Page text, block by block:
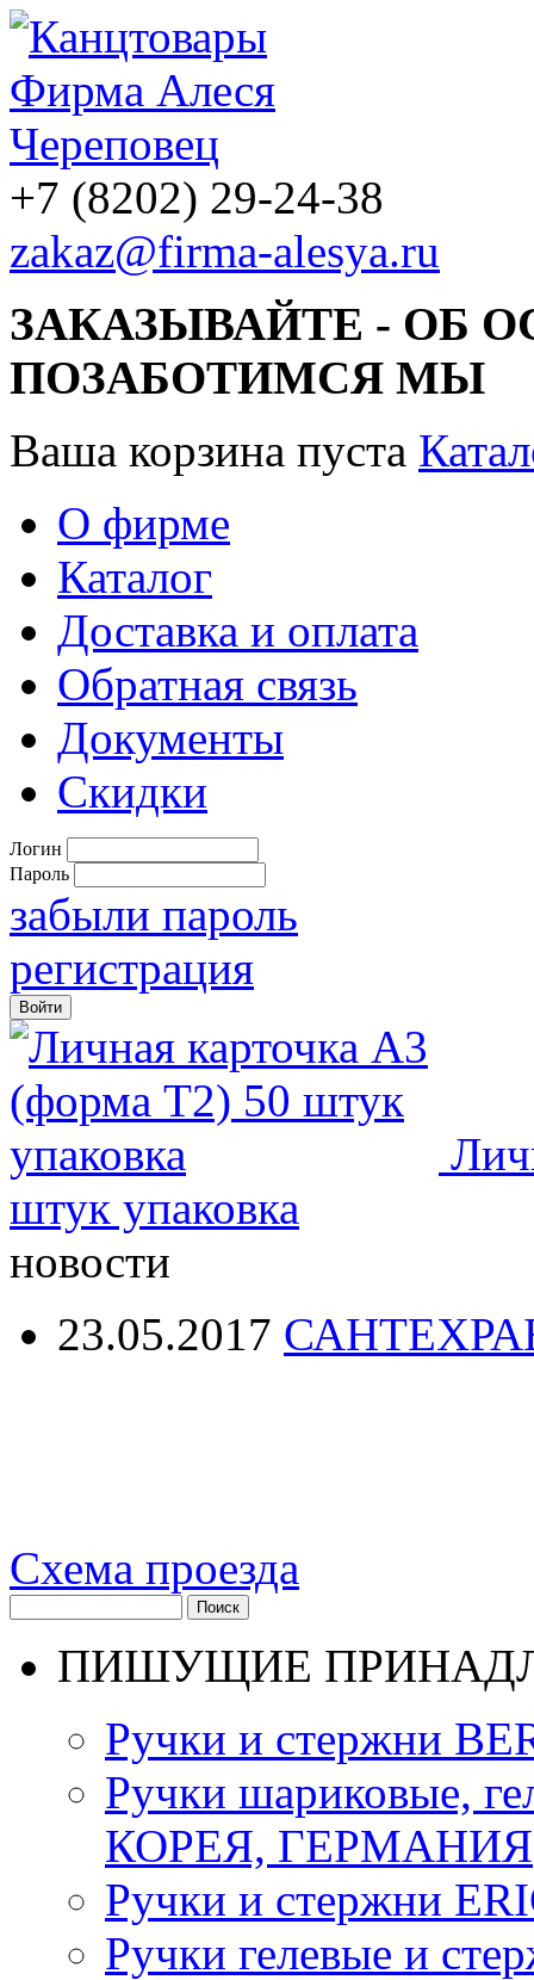
+7 (8202) 29-24-38
zakaz@firma-alesya.ru
ЗАКАЗЫВАЙТЕ - ОБ
ПОЗАБОТИМСЯ МЫ
Ваша корзина пуста
О фирме
Каталог
Доставка и оплата
Обратная связь
Документы
Скидки
Логин
Пароль
забыли пароль
регистрация
штук упаковка
новости
23.05.2017
Схема проезда
ПИШУЩИЕ
Ручки и стержни
Ручки шариковые,
КОРЕЯ, ГЕРМАНИЯ
Ручки и стержни
Ручки гелевые и